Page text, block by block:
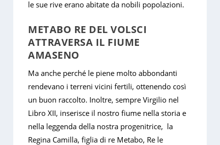
le sue rive erano abitate da nobili popolazioni.
METABO RE DEL VOLSCI
ATTRAVERSA IL FIUME
AMASENO
Ma anche perché le piene molto abbondanti
rendevano i terreni vicini fertili, ottenendo così
un buon raccolto. Inoltre, sempre Virgilio nel
Libro XII, inserisce il nostro fiume nella storia e
nella leggenda della nostra progenitrice, la
Regina Camilla, figlia di re Metabo, Re le